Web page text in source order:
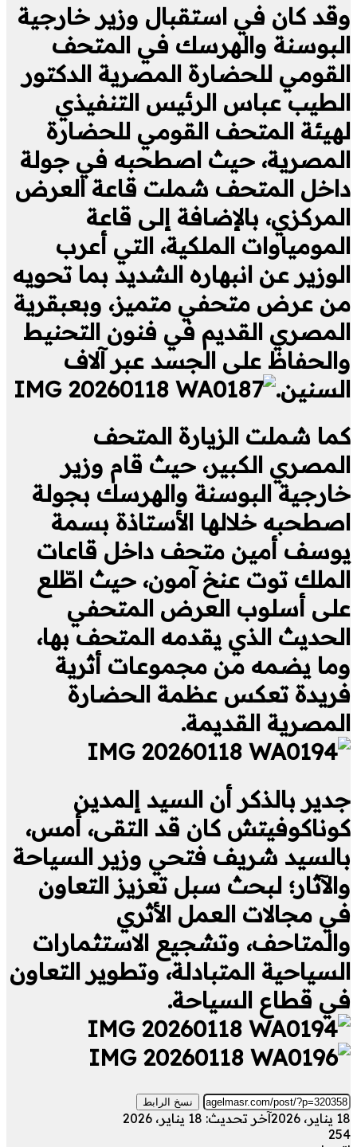
وقد كان في استقبال وزير خارجية
البوسنة والهرسك في المتحف
القومي للحضارة المصرية الدكتور
الطيب عباس الرئيس التنفيذي
لهيئة المتحف القومي للحضارة
المصرية، حيث اصطحبه في جولة
داخل المتحف شملت قاعة العرض
المركزي، بالإضافة إلى قاعة
المومياوات الملكية، التي أعرب
الوزير عن انبهاره الشديد بما تحويه
من عرض متحفي متميز، وبعبقرية
المصري القديم في فنون التحنيط
والحفاظ على الجسد عبر آلاف
السنين.
كما شملت الزيارة المتحف
المصري الكبير، حيث قام وزير
خارجية البوسنة والهرسك بجولة
اصطحبه خلالها الأستاذة بسمة
يوسف أمين متحف داخل قاعات
الملك توت عنخ آمون، حيث اطّلع
على أسلوب العرض المتحفي
الحديث الذي يقدمه المتحف بها،
وما يضمه من مجموعات أثرية
فريدة تعكس عظمة الحضارة
المصرية القديمة.
جدير بالذكر أن السيد إلمدين
كوناكوفيتش كان قد التقى، أمس،
بالسيد شريف فتحي وزير السياحة
والآثار؛ لبحث سبل تعزيز التعاون
في مجالات العمل الأثري
والمتاحف، وتشجيع الاستثمارات
السياحية المتبادلة، وتطوير التعاون
في قطاع السياحة.
نسخ الرابط
18 يناير، 2026
آخر تحديث: 18 يناير، 2026
254